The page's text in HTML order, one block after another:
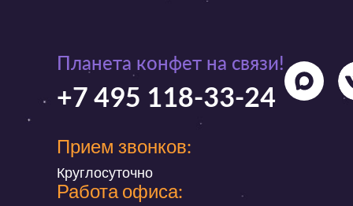
Планета конфет на связи!
+7 495 118-33-24
Прием звонков:
Круглосуточно
Работа офиса: